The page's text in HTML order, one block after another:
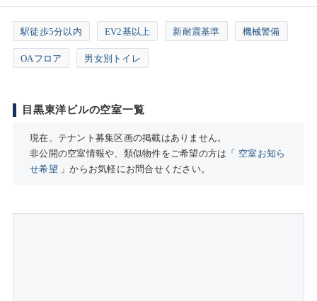
駅徒歩5分以内 EV2基以上 新耐震基準 機械警備
OAフロア 男女別トイレ
目黒東洋ビルの空室一覧
現在、テナント募集区画の掲載はありません。
非公開の空室情報や、類似物件をご希望の方は「 空室お知ら
せ希望 」からお気軽にお問合せください。